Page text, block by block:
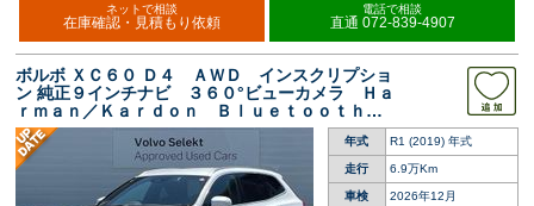
ネットで相談
在庫確認・見積もり依頼
電話で相談
直通 072-839-4907
ボルボ ＸＣ６０ Ｄ４ ＡＷＤ インスクリプショ
ン 純正９インチナビ ３６０°ビューカメラ Ｈａ
ｒｍａｎ／Ｋａｒｄｏｎ Ｂｌｕｅｔｏｏｔｈ
ステアリングヒーター シートベンチレーショ
ン メモリー付きパワーシート パワーテールゲ
ート ＬＥＤヘッドライト
年式 R1 (2019) 年式
走行 6.9万Km
車検 2026年12月